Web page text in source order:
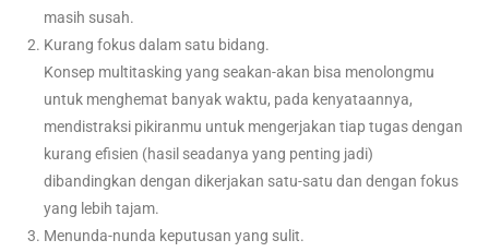
masih susah.
Kurang fokus dalam satu bidang.
Konsep multitasking yang seakan-akan bisa menolongmu
untuk menghemat banyak waktu, pada kenyataannya,
mendistraksi pikiranmu untuk mengerjakan tiap tugas dengan
kurang efisien (hasil seadanya yang penting jadi)
dibandingkan dengan dikerjakan satu-satu dan dengan fokus
yang lebih tajam.
Menunda-nunda keputusan yang sulit.